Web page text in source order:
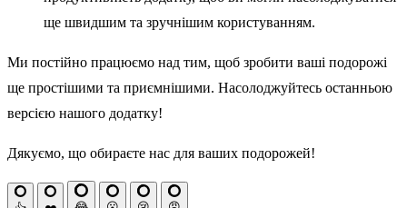
ще швидшим та зручнішим користуванням.
Ми постійно працюємо над тим, щоб зробити ваші подорожі
ще простішими та приємнішими. Насолоджуйтесь останньою
версією нашого додатку!
Дякуємо, що обираєте нас для ваших подорожей!